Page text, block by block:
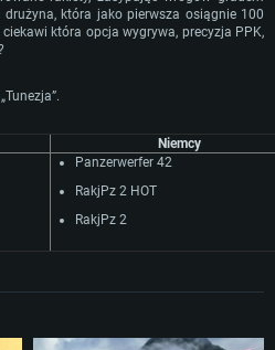
która jako pierwsza osiągnie 100
która opcja wygrywa, precyzja PPK,
Niemcy
Panzerwerfer 42
RakjPz 2 HOT
RakjPz 2